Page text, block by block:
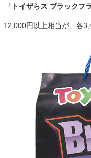
「トイザらス ブラックフ
12,000円以上相当が、各